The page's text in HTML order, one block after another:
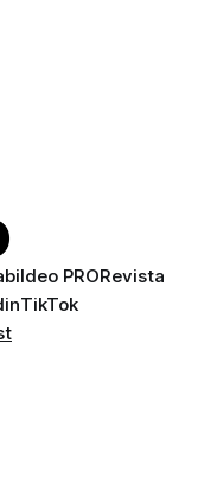
PRORevista
TikTok